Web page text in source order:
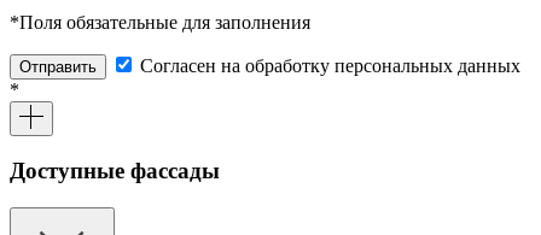
*Поля обязательные для заполнения
Отправить
Согласен на обработку персональных данных
*
Доступные фассады